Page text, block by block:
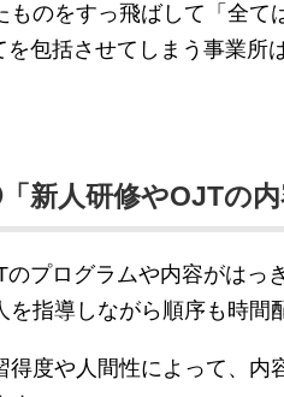
ものをすっ飛ばして「全て
包括させてしまう事業所
新人研修やOJTの内
のプログラムや内容がはっ
を指導しながら順序も時間
得度や人間性によって、